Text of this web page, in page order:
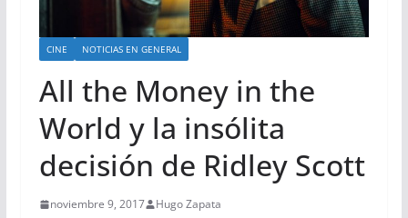
CINE NOTICIAS EN GENERAL
All the Money in the
World y la insólita
decisión de Ridley Scott
noviembre 9, 2017 Hugo Zapata